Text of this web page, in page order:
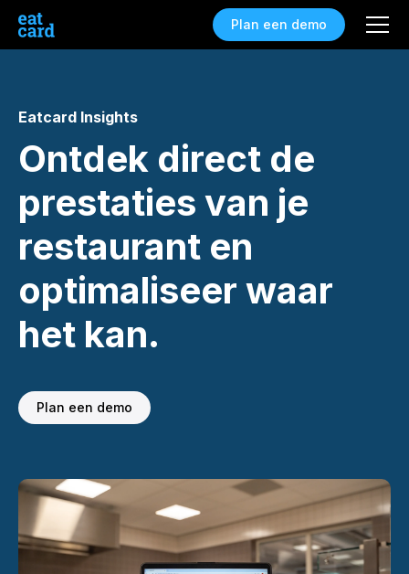
Plan een demo
Eatcard Insights
Ontdek direct de
prestaties van je
restaurant en
optimaliseer waar
het kan.
Plan een demo